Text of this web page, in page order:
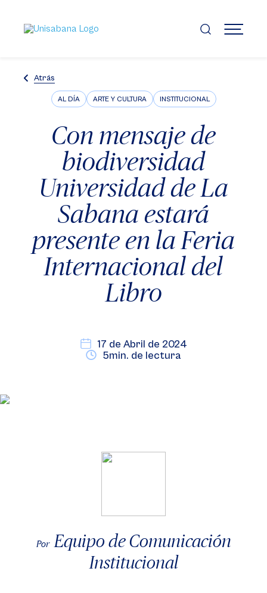
contenido
principal
MENÚ
Atrás
AL DÍA ARTE Y CULTURA INSTITUCIONAL
Con mensaje de
biodiversidad
Universidad de La
Sabana estará
presente en la Feria
Internacional del
Libro
17 de Abril de 2024
5min. de lectura
Por Equipo de Comunicación
Institucional